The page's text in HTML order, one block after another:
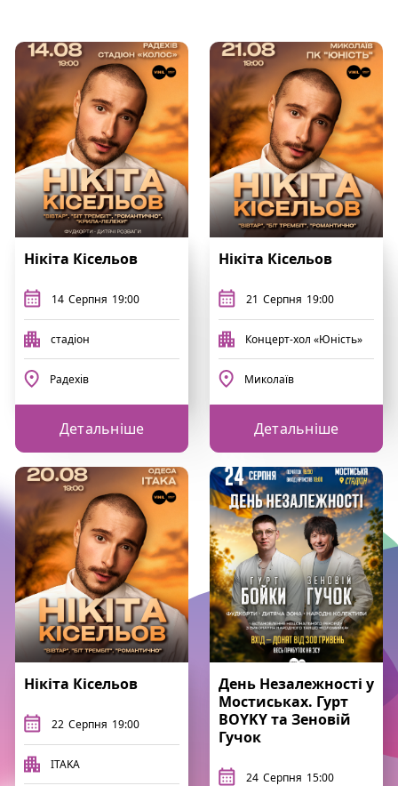
Нікіта Кісельов
14 Серпня 19:00
стадіон
Радехів
Детальніше
Нікіта Кісельов
21 Серпня 19:00
Концерт-хол «Юність»
Миколаїв
Детальніше
Нікіта Кісельов
22 Серпня 19:00
ITAKA
День Незалежності у
Мостиськах. Гурт
BOYKY та Зеновій
Гучок
24 Серпня 15:00